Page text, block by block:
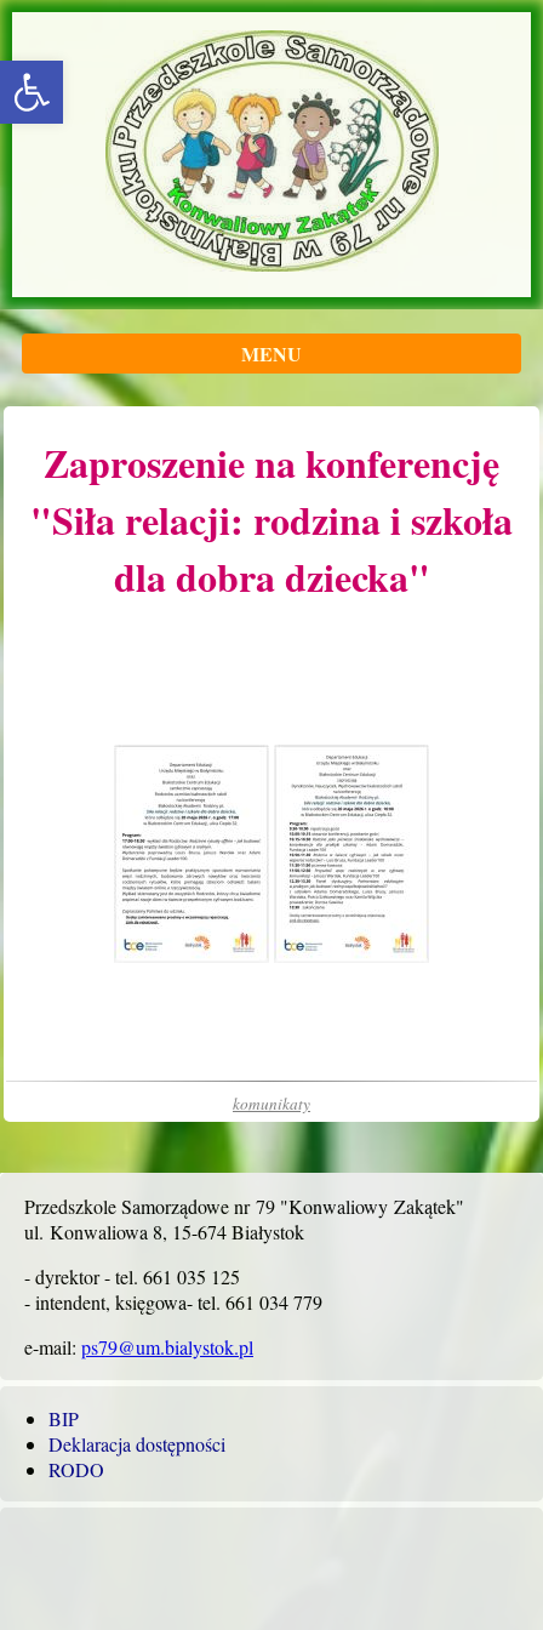
rozwiń/zwiń panel
MENU
Zaproszenie na konferencję
"Siła relacji: rodzina i szkoła
dla dobra dziecka"
komunikaty
Przedszkole Samorządowe nr 79 "Konwaliowy Zakątek"
ul. Konwaliowa 8, 15-674 Białystok
- dyrektor - tel. 661 035 125
- intendent, księgowa- tel. 661 034 779
e-mail: ps79@um.bialystok.pl
BIP
Deklaracja dostępności
RODO